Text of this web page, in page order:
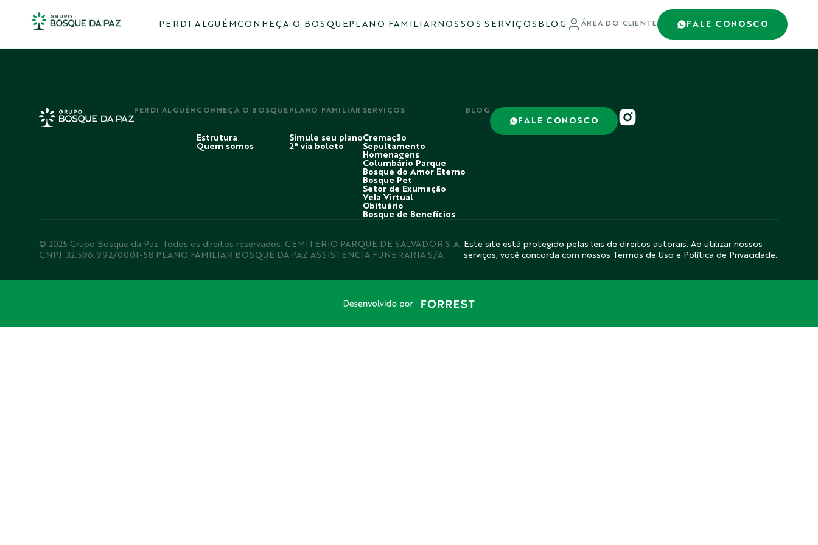
PERDI ALGUÉM CONHEÇA O BOSQUE PLANO FAMILIAR NOSSOS SERVIÇOS BLOG ÁREA DO CLIENTE FALE CONOSCO
PERDI ALGUÉM CONHEÇA O BOSQUE
Estrutura
Quem somos
PLANO FAMILIAR
Simule seu plano
2ª via boleto
SERVIÇOS
Cremação
Sepultamento
Homenagens
Columbário Parque
Bosque do Amor Eterno
Bosque Pet
Setor de Exumação
Vela Virtual
Obituário
Bosque de Benefícios
BLOG
FALE CONOSCO
© 2025 Grupo Bosque da Paz. Todos os direitos reservados. CEMITERIO PARQUE DE SALVADOR S.A.
CNPJ: 32.596.992/0001-58 PLANO FAMILIAR BOSQUE DA PAZ ASSISTENCIA FUNERARIA S/A
Este site está protegido pelas leis de direitos autorais. Ao utilizar nossos
serviços, você concorda com nossos Termos de Uso e Política de Privacidade.